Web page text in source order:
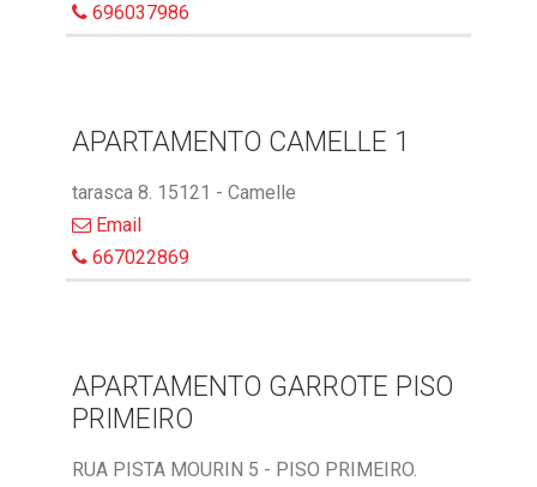
696037986
APARTAMENTO CAMELLE 1
tarasca 8. 15121 - Camelle
Email
667022869
APARTAMENTO GARROTE PISO
PRIMEIRO
RUA PISTA MOURIN 5 - PISO PRIMEIRO.